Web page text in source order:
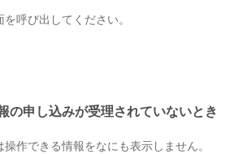
呼び出してください。
の申し込みが受理されていないとき
作できる情報をなにも表示しません。